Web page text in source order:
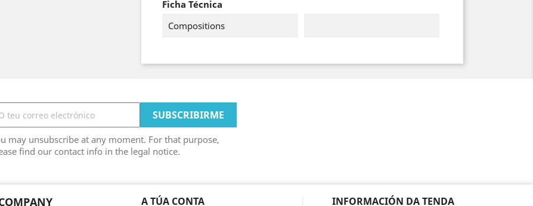
Ficha Técnica
Compositions
may unsubscribe at any moment. For that purpose,
find our contact info in the legal notice.
A TÚA CONTA INFORMACIÓN DA TENDA